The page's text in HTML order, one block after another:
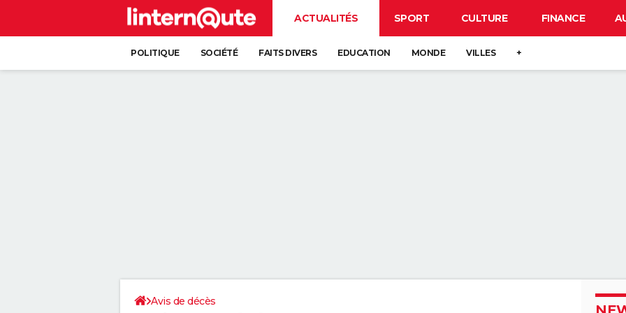
ACTUALITÉS SPORT CULTURE FINANCE
POLITIQUE SOCIÉTÉ FAITS DIVERS EDUCATION MONDE VILLES +
Avis de décès